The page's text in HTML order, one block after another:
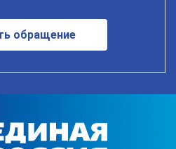
обращение